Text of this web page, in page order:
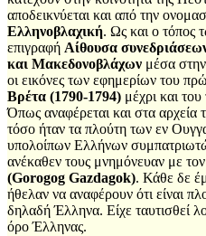
αποδεικνύεται και από την
Ελληνοβλαχική. Ως και ο τόπος
επιγραφή Αίθουσα
και Μακεδονοβλάχων μέσα
οι εικόνες των εφημερίων του
Βρέτα (1790-1794) μέχρι και του
Όπως αναφέρεται και στα αρχεία
τόσο ήταν τα πλούτη των εν
υπολοίπων Ελλήνων
ανέκαθεν τους μνημόνευαν με
(Gorogog Gazdagok). Κάθε δε
ήθελαν να αναφέρουν ότι είναι
δηλαδή Έλληνα. Είχε ταυτισθεί
όρο Έλληνας.